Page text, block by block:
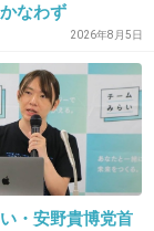
のもの
なわず
2026年8月5日
・安野貴博党首